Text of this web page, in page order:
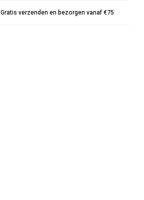
Gratis verzenden en bezorgen vanaf €75